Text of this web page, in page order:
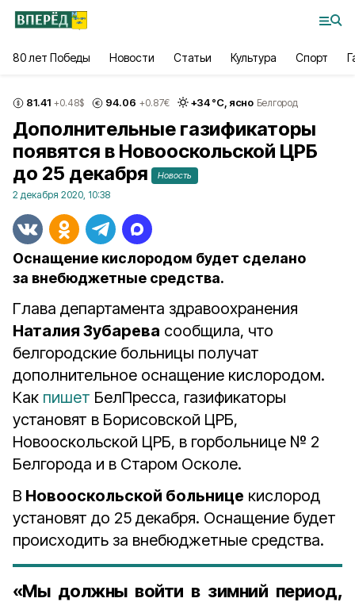
80 лет Победы Новости Статьи Культура Спорт
81.41 +0.48$ 94.06 +0.87€ +34°С, ясно Белгород
Дополнительные газификаторы
появятся в Новооскольской ЦРБ
до 25 декабря
Новость
2 декабря 2020, 10:38
Оснащение кислородом будет сделано
за внебюджетные средства.
Глава департамента здравоохранения
Наталия Зубарева сообщила, что
белгородские больницы получат
дополнительное оснащение кислородом.
Как пишет БелПресса, газификаторы
установят в Борисовской ЦРБ,
Новооскольской ЦРБ, в горбольнице № 2
Белгорода и в Старом Осколе.
В Новооскольской больнице кислород
установят до 25 декабря. Оснащение будет
происходить за внебюджетные средства.
«Мы должны войти в зимний период,